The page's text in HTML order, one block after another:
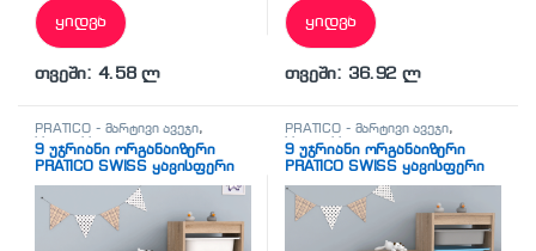
ყიდვა
თვეში: 4.58 ლ
ყიდვა
თვეში: 36.92 ლ
PRATICO - მარტივი ავეჯი,
სხვადასხვა
9 უჯრიანი ორგანაიზერი
PRATICO SWISS ყავისფერი
თეთრი უჯრებით
(130/30/93სმ)
PRATICO - მარტივი ავეჯი,
სხვადასხვა
9 უჯრიანი ორგანაიზერი
PRATICO SWISS ყავისფერი
ფერადი უჯრებით
(130/30/93სმ)